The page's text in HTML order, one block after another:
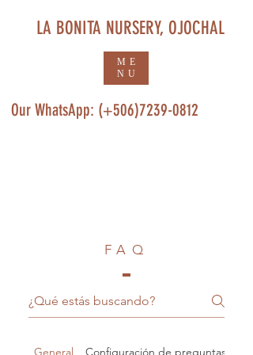
LA BONITA NURSERY, OJOCHAL
ME
NU
Our WhatsApp: (+506)7239-0812
FAQ
General Configuración de preguntas